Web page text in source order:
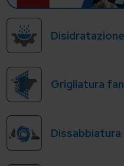
Grigliatura
Dissabbiatura